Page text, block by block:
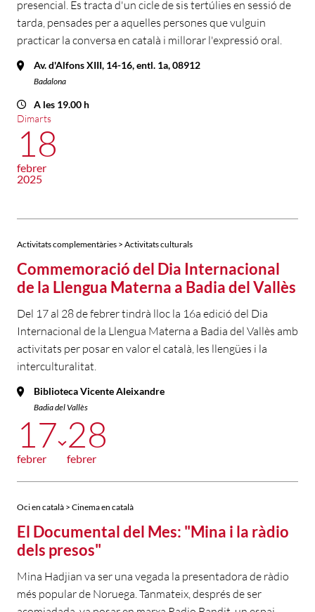
presencial. Es tracta d'un cicle de sis tertúlies en sessió de
tarda, pensades per a aquelles persones que vulguin
practicar la conversa en català i millorar l'expressió oral.
Av. d'Alfons XIII, 14-16, entl. 1a, 08912
Badalona
A les 19.00 h
Dimarts
18
febrer
2025
Activitats complementàries > Activitats culturals
Commemoració del Dia Internacional
de la Llengua Materna a Badia del Vallès
Del 17 al 28 de febrer tindrà lloc la 16a edició del Dia
Internacional de la Llengua Materna a Badia del Vallès amb
activitats per posar en valor el català, les llengües i la
interculturalitat.
Biblioteca Vicente Aleixandre
Badia del Vallès
17
febrer
28
febrer
Oci en català > Cinema en català
El Documental del Mes: "Mina i la ràdio
dels presos"
Mina Hadjian va ser una vegada la presentadora de ràdio
més popular de Noruega. Tanmateix, després de ser